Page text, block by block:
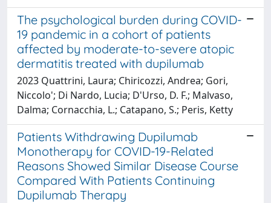
The psychological burden during COVID-
19 pandemic in a cohort of patients
affected by moderate-to-severe atopic
dermatitis treated with dupilumab
2023 Quattrini, Laura; Chiricozzi, Andrea; Gori,
Niccolo'; Di Nardo, Lucia; D'Urso, D. F.; Malvaso,
Dalma; Cornacchia, L.; Catapano, S.; Peris, Ketty
Patients Withdrawing Dupilumab
Monotherapy for COVID-19-Related
Reasons Showed Similar Disease Course
Compared With Patients Continuing
Dupilumab Therapy